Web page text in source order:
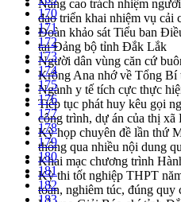
Nâng cao trách nhiệm
đạo triển khai nhiệm vụ cải
Đoàn khảo sát Tiểu ban
tại Đảng bộ tỉnh Đắk Lắk
Người dân vùng căn cứ
Krông Ana nhớ về Tổng Bí
Ngành y tế tích cực thực
Tiếp tục phát huy kêu gọi
công trình, dự án của thị xã
Kỳ họp chuyên đề lần thứ
thông qua nhiều nội dung
Khai mạc chương trình
Kỳ thi tốt nghiệp THPT
toàn, nghiêm túc, đúng quy
170
171
172
173
174
175
176
177
178
179
180
181
182